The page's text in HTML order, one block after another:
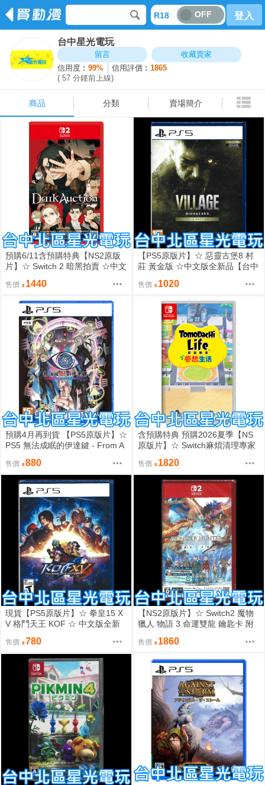
R18 OFF 登入
台中星光電玩
留言
收藏賣家
信用度︰99% 信用評價︰1865
( 57 分鐘前上線)
商品 分類 賣場簡介
預購6/11含預購特典【NS2原版
片】☆ Switch 2 暗黑拍賣 ☆中文
售價 1440
【PS5原版片】☆ 惡靈古堡8 村
莊 黃金版 ☆中文版全新品【台中
售價 1020
預購4月再到貨 【PS5原版片】☆
PS5 無法成眠的伊達鍵 - From A
中星光】
售價 880
含預購特典 預購2026夏季【NS
原版片】☆ Switch麻煩清理專家
光電玩】
售價 1820
現貨【PS5原版片】☆ 拳皇15 X
V 格鬥天王 KOF ☆ 中文版全新
售價 780
【NS2原版片】☆ Switch2 魔物
獵人 物語 3 命運雙龍 鑰匙卡 附
售價 1860
分類